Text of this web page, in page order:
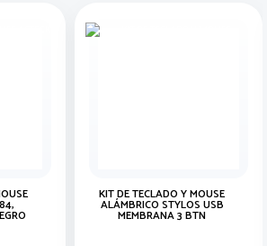
KIT DE TECLADO Y MOUSE
ALÁMBRICO STYLOS USB
MEMBRANA 3 BTN